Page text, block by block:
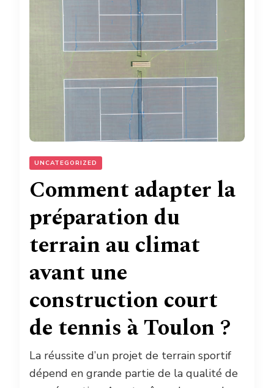
UNCATEGORIZED
Comment adapter la
préparation du
terrain au climat
avant une
construction court
de tennis à Toulon ?
La réussite d’un projet de terrain sportif
dépend en grande partie de la qualité de